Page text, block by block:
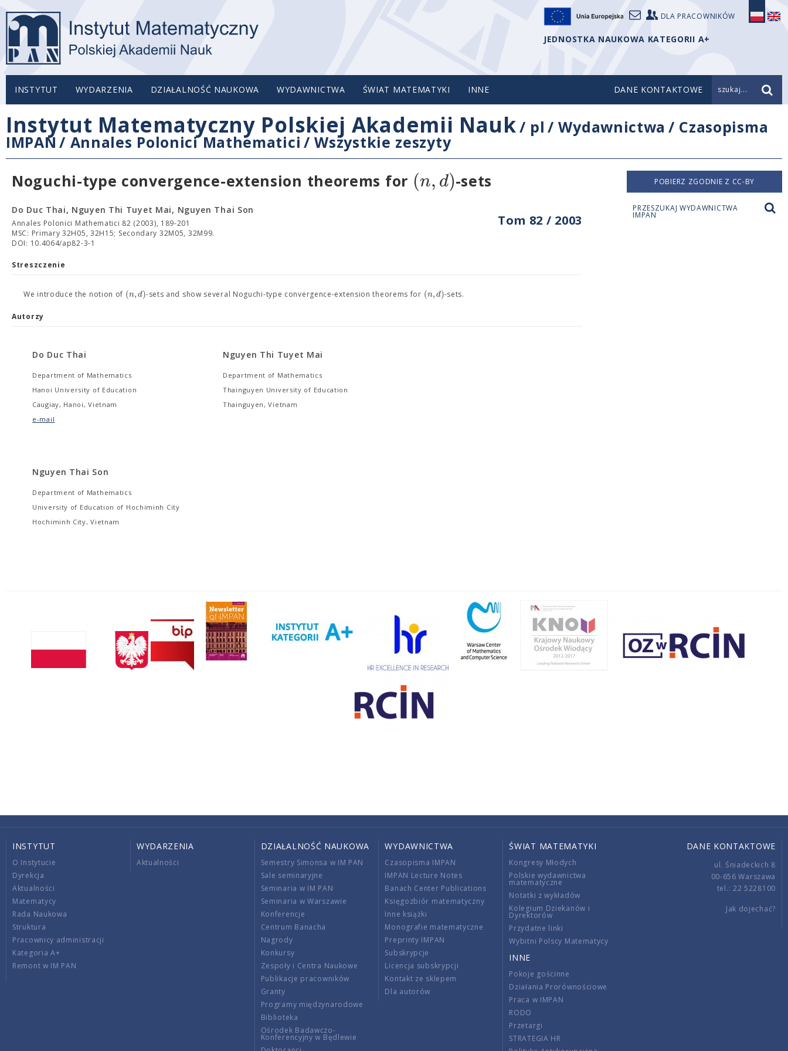
DLA PRACOWNIKÓW
JEDNOSTKA NAUKOWA KATEGORII A+
INSTYTUT WYDARZENIA DZIAŁALNOŚĆ NAUKOWA WYDAWNICTWA ŚWIAT MATEMATYKI INNE DANE KONTAKTOWE szukaj...
Instytut Matematyczny Polskiej Akademii Nauk/ pl /Wydawnictwa / Czasopisma
IMPAN / Annales Polonici Mathematici /Wszystkie zeszyty
Noguchi-type convergence-extension theorems for (n,d)-sets
Tom 82 / 2003
Do Duc Thai, Nguyen Thi Tuyet Mai, Nguyen Thai Son
Annales Polonici Mathematici 82 (2003), 189-201
MSC: Primary 32H05, 32H15; Secondary 32M05, 32M99.
DOI: 10.4064/ap82-3-1
Streszczenie
We introduce the notion of (n,d)-sets and show several Noguchi-type convergence-extension theorems for (n,d)-sets.
Autorzy
Do Duc Thai
Department of Mathematics
Hanoi University of Education
Caugiay, Hanoi, Vietnam
e-mail
Nguyen Thi Tuyet Mai
Department of Mathematics
Thainguyen University of Education
Thainguyen, Vietnam
Nguyen Thai Son
Department of Mathematics
University of Education of Hochiminh City
Hochiminh City, Vietnam
POBIERZ ZGODNIE Z CC-BY
PRZESZUKAJ WYDAWNICTWA
IMPAN
INSTYTUT
O Instytucie
Dyrekcja
Aktualności
Matematycy
Rada Naukowa
Struktura
Pracownicy administracji
Kategoria A+
Remont w IM PAN
WYDARZENIA
Aktualności
DZIAŁALNOŚĆ NAUKOWA
Semestry Simonsa w IM PAN
Sale seminaryjne
Seminaria w IM PAN
Seminaria w Warszawie
Konferencje
Centrum Banacha
Nagrody
Konkursy
Zespoły i Centra Naukowe
Publikacje pracowników
Granty
Programy międzynarodowe
Biblioteka
Ośrodek Badawczo-
Konferencyjny w Będlewie
WYDAWNICTWA
Czasopisma IMPAN
IMPAN Lecture Notes
Banach Center Publications
Księgozbiór matematyczny
Inne książki
Monografie matematyczne
Preprinty IMPAN
Subskrypcje
Licencja subskrypcji
Kontakt ze sklepem
Dla autorów
ŚWIAT MATEMATYKI
Kongresy Młodych
Polskie wydawnictwa
matematyczne
Notatki z wykładów
Kolegium Dziekanów i
Dyrektorów
Przydatne linki
Wybitni Polscy Matematycy
INNE
Pokoje gościnne
Działania Prorównościowe
Praca w IMPAN
RODO
Przetargi
STRATEGIA HR
DANE KONTAKTOWE
ul. Śniadeckich 8
00-656 Warszawa
tel.: 22 5228100
Jak dojechać?